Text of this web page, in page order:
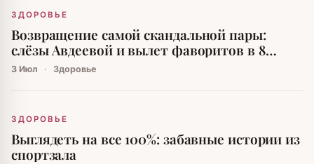
ЗДОРОВЬЕ
Возвращение самой скандальной пары:
слёзы Авдеевой и вылет фаворитов в 8
выпуске шоу «Ставка на любовь-2»
3 Июл · Здоровье
ЗДОРОВЬЕ
Выглядеть на все 100%: забавные истории из
спортзала